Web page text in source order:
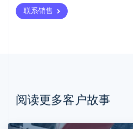
联系销售
阅读更多客户故事
奥地利
Deutsch English
Nederlands Français Deutsch
波兰
丹麦